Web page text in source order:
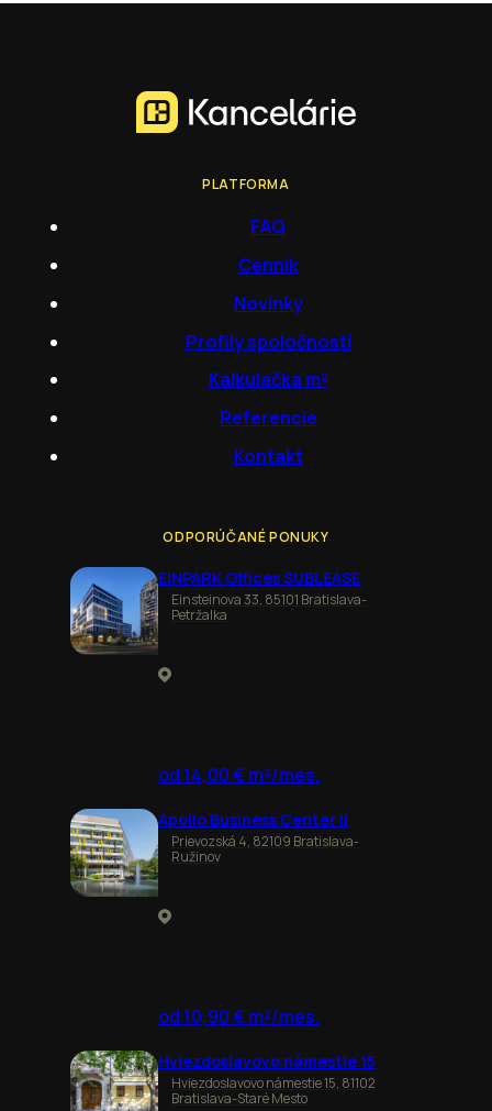
PLATFORMA
FAQ
Cenník
Novinky
Profily spoločností
Kalkulačka m²
Referencie
Kontakt
ODPORÚČANÉ PONUKY
EINPARK Offices SUBLEASE
Einsteinova 33, 85101 Bratislava-
Petržalka
od 14,00 € m²/mes.
Apollo Business Center II
Prievozská 4, 82109 Bratislava-
Ružinov
od 10,90 € m²/mes.
Hviezdoslavovo námestie 15
Hviezdoslavovo námestie 15, 81102
Bratislava-Staré Mesto